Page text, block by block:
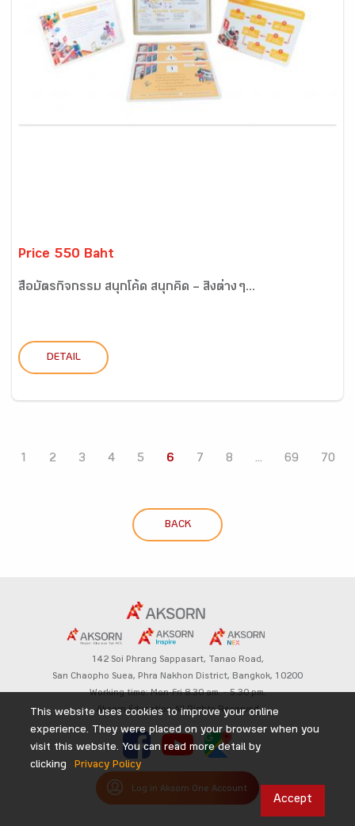
Price 550 Baht
สื่อบัตรกิจกรรม สนุกโค้ด สนุกคิด – สิ่งต่าง ๆ...
DETAIL
1 2 3 4 5 6 7 8 ... 69 70
BACK
142 Soi Phrang Sappasart, Tanao Road,
San Chaopho Suea, Phra Nakhon District, Bangkok, 10200
Working time: Mon-Fri 8.30 am. – 5.30 pm.
Aksorn Education All Rights Reserved
Log in Aksorn One Account
This website uses cookies to improve your online
experience. They were placed on your browser when you
visit this website. You can read more detail by
clicking
Privacy Policy
Accept